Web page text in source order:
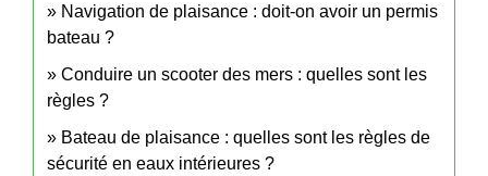
Navigation de plaisance : doit-on avoir un permis
bateau ?
Conduire un scooter des mers : quelles sont les
règles ?
Bateau de plaisance : quelles sont les règles de
sécurité en eaux intérieures ?